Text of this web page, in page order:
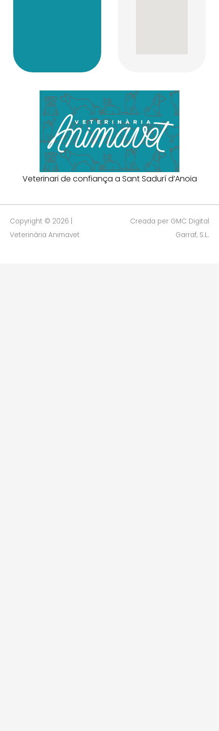
Veterinari de confiança a Sant Sadurí d’Anoia
Copyright © 2026 |
Veterinària Animavet
Creada per GMC Digital
Garraf, S.L.